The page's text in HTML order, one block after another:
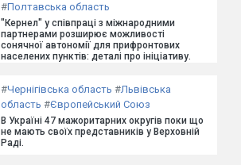
#Полтавська область
"Кернел" у співпраці з міжнародними
партнерами розширює можливості
сонячної автономії для прифронтових
населених пунктів: деталі про ініціативу.
#Чернігівська область #Львівська
область #Європейський Союз
В Україні 47 мажоритарних округів поки що
не мають своїх представників у Верховній
Раді.